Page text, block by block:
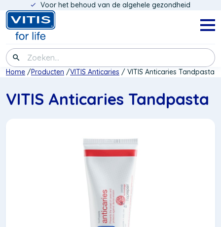
Overslaan
naar
inhoud
gaan
Zoeken
Voor het behoud van de algehele gezondheid
Kruimelpad
Home Producten VITIS Anticaries VITIS Anticaries Tandpasta
VITIS Anticaries Tandpasta